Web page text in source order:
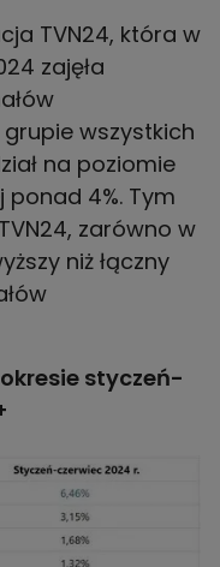
TVN24, która w
zajęła
wszystkich
na poziomie
ponad 4%. Tym
zarówno w
niż łączny
styczeń-